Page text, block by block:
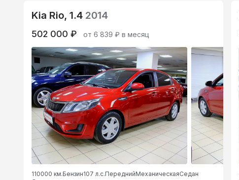
Kia Rio, 1.4 2014
502 000 ₽ от 6 839 ₽ в месяц
110000 км.Бензин107 л.с.ПереднийМеханическаяСедан